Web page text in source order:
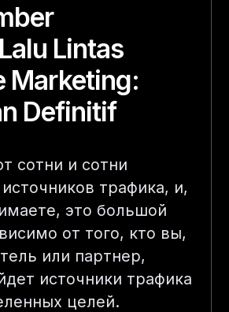
Lintas
Marketing:
Definitif
сотни и сотни
трафика, и,
это большой
от того, кто вы,
или партнер,
источники трафика
целей.